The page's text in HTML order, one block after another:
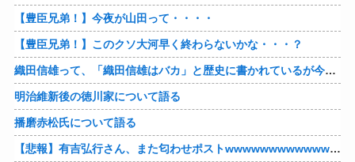
【豊臣兄弟！】今夜が山田って・・・・
【豊臣兄弟！】このクソ大河早く終わらないかな・・・？
織田信雄って、「織田信雄はバカ」と歴史に書かれているが今まで家が残っているんでバカではないよな？
明治維新後の徳川家について語る
播磨赤松氏について語る
【悲報】有吉弘行さん、また匂わせポストwwwwwwwwwwwwwwww